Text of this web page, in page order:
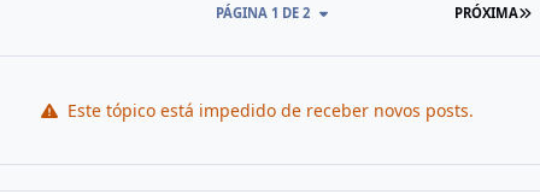
PRÓXIMA
PÁGINA 1 DE 2
Este tópico está impedido de receber novos posts.